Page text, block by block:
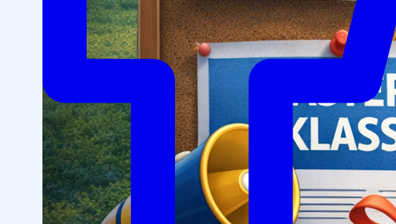
Talabalar uchun grantlar va imtiyozlarTalabalar
jamiyati (Student union)